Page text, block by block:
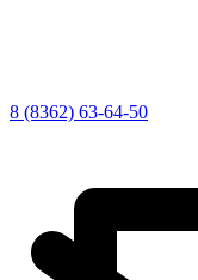
8 (8362) 63-64-50